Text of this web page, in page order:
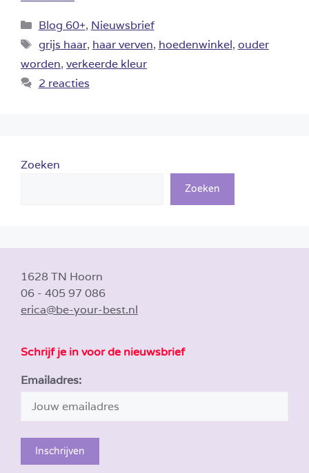
Categorieën
Blog 60+, Nieuwsbrief
Tags
grijs haar, haar verven, hoedenwinkel, ouder
worden, verkeerde kleur
2 reacties
Zoeken
Zoeken
1628 TN Hoorn
06 - 405 97 086
erica@be-your-best.nl
Schrijf je in voor de nieuwsbrief
Emailadres: